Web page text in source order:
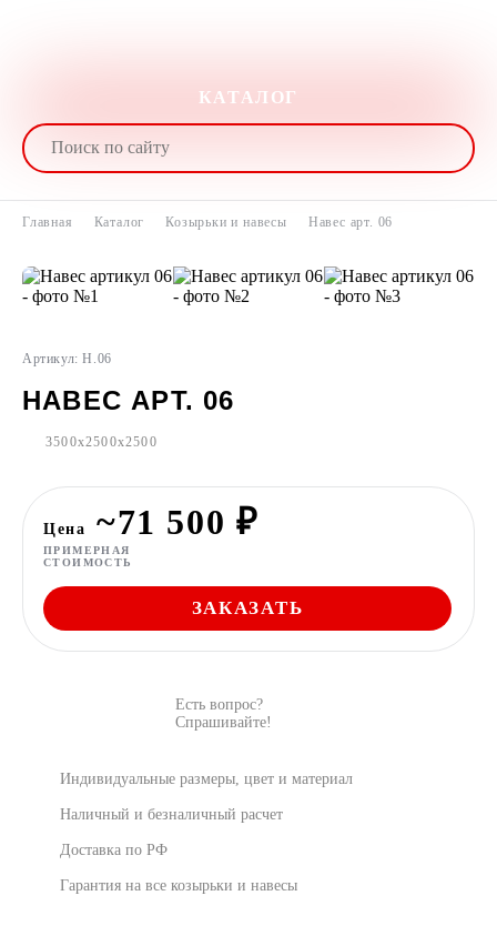
КАТАЛОГ
Главная Каталог Козырьки и навесы Навес арт. 06
Артикул: Н.06
НАВЕС АРТ. 06
3500x2500x2500
ЗАКАЗАТЬ
Цена ~71 500 ₽
ПРИМЕРНАЯ
СТОИМОСТЬ
Есть вопрос?
Спрашивайте!
Индивидуальные размеры, цвет и материал
Наличный и безналичный расчет
Доставка по РФ
Гарантия на все козырьки и навесы